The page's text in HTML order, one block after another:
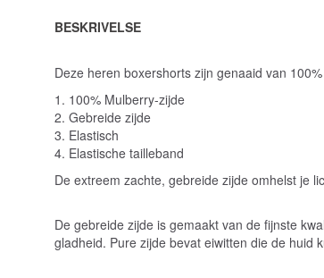
BESKRIVELSE
Deze heren boxershorts zijn genaaid van
1. 100% Mulberry-zijde
2. Gebreide zijde
3. Elastisch
4. Elastische tailleband
De extreem zachte, gebreide zijde omhelst je
De gebreide zijde is gemaakt van de fijnste
gladheid. Pure zijde bevat eiwitten die de huid